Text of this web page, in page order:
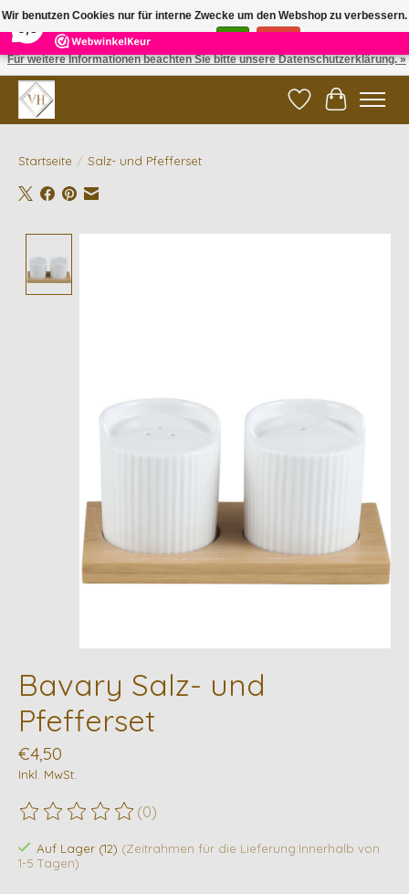
5 Reviews ×
✓ Gratis verzending vanaf €200 | ✓ 14 dagen retourneren
Wunschzettel
Ihr
Startseite / Salz- und Pfefferset
Bavary Salz- und
Pfefferset
€4,50
Inkl. MwSt.
Die Bewertung dieses Produkts ist
(0)
Auf Lager (12) (Zeitrahmen für die Lieferung:Innerhalb von
1-5 Tagen)
Wir benutzen Cookies nur für interne Zwecke um den Webshop zu verbessern.
Ist das in Ordnung?
Für weitere Informationen beachten Sie bitte unsere Datenschutzerklärung. »